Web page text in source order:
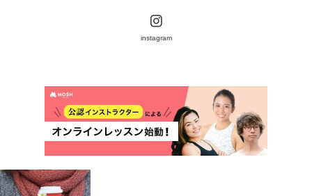
instagram